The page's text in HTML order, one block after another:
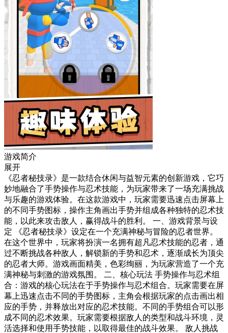
游戏简介
展开
《忍者秘技录》是一款结合休闲与益智元素的创新游戏，它巧
妙地融合了手势操作与忍术技能，为玩家带来了一场充满挑战
与乐趣的游戏体验。在这款游戏中，玩家需要迅速点击屏幕上
的不同手势图标，操作主角画出手势并组成各种独特的忍术技
能，以此来攻击敌人，赢得战斗的胜利。 一、游戏背景与设
定 《忍者秘技录》设定在一个充满神秘与冒险的忍者世界。
在这个世界中，玩家将扮演一名拥有超凡忍术技能的忍者，通
过不断挑战各种敌人，解锁新的手势和忍术，逐渐成长为顶尖
的忍者大师。游戏画面精美，色彩绚丽，为玩家营造了一个充
满神秘与刺激的游戏氛围。 二、核心玩法 手势操作与忍术组
合：游戏的核心玩法在于手势操作与忍术组合。玩家需要在屏
幕上迅速点击不同的手势图标，主角会根据玩家的点击画出相
应的手势，并释放出对应的忍术技能。不同的手势组合可以形
成不同的忍术效果。玩家需要根据敌人的类型和战斗环境，灵
活选择和使用手势技能，以取得最佳的战斗效果。 敌人挑战